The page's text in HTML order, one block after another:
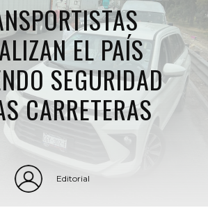
EL PAÍS
SEGURIDAD
CARRETERAS
Editorial